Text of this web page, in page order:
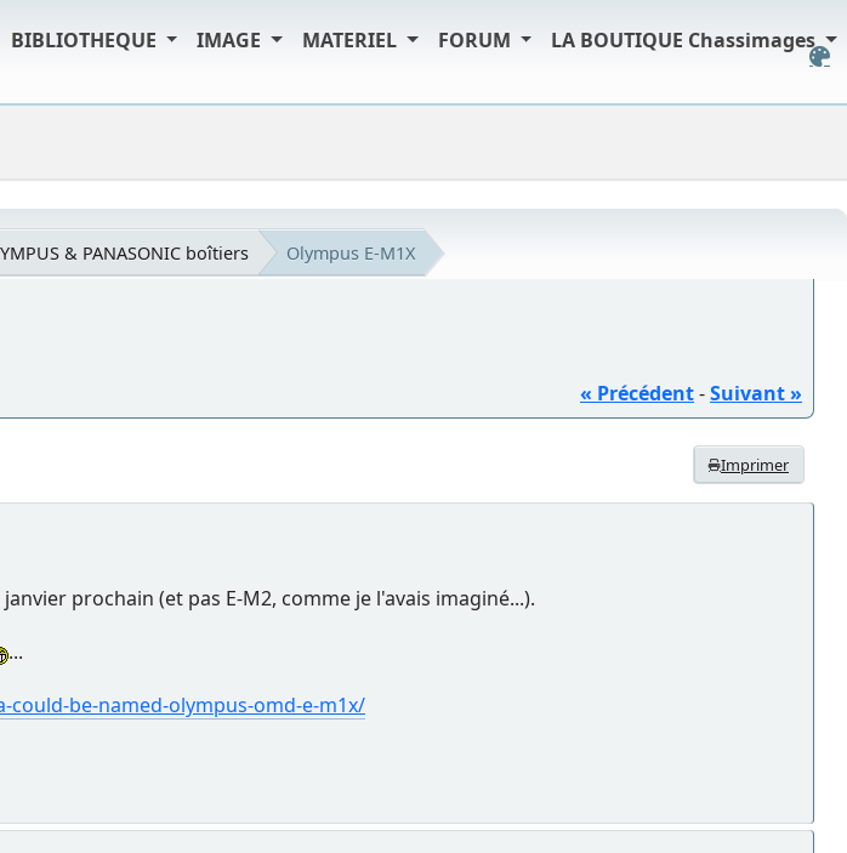
BIBLIOTHEQUE IMAGE MATERIEL FORUM LA BOUTIQUE Chassimages
& PANASONIC boîtiers Olympus E-M1X
« Précédent-Suivant »
Imprimer
prochain (et pas E-M2, comme je l'avais imaginé...).
...
be-named-olympus-omd-e-m1x/